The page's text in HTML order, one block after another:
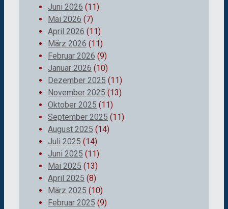
Juni 2026 (11)
Mai 2026 (7)
April 2026 (11)
März 2026 (11)
Februar 2026 (9)
Januar 2026 (10)
Dezember 2025 (11)
November 2025 (13)
Oktober 2025 (11)
September 2025 (11)
August 2025 (14)
Juli 2025 (14)
Juni 2025 (11)
Mai 2025 (13)
April 2025 (8)
März 2025 (10)
Februar 2025 (9)